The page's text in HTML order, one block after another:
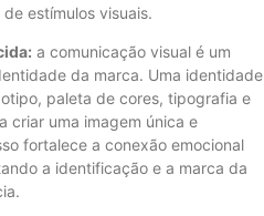
estímulos visuais.
a comunicação visual é um
da marca. Uma identidade
paleta de cores, tipografia e
criar uma imagem única e
fortalece a conexão emocional
a identificação e a marca da